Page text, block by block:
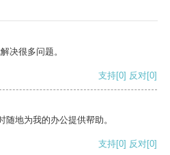
决很多问题。
支持[0] 反对[0]
地为我的办公提供帮助。
支持[0] 反对[0]